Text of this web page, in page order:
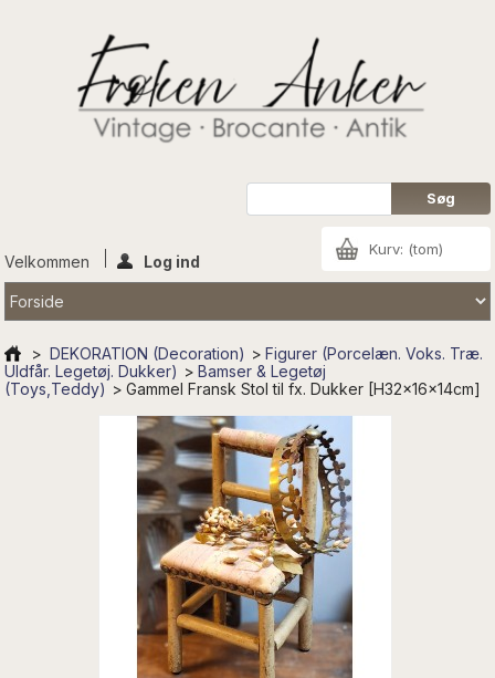
Kurv: (tom)
Velkommen Log ind
> DEKORATION (Decoration) > Figurer (Porcelæn. Voks. Træ.
Uldfår. Legetøj. Dukker) > Bamser & Legetøj
(Toys,Teddy) > Gammel Fransk Stol til fx. Dukker [H32x16x14cm]